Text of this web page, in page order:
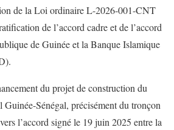
de la Loi ordinaire L-2026-001-CNT
de l’accord cadre et de l’accord
de Guinée et la Banque Islamique
du projet de construction du
Sénégal, précisément du tronçon
l’accord signé le 19 juin 2025 entre la